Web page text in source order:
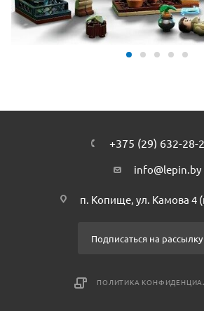
вам комнаты и башни и отыщите
сокровищницу! Меняйте картинки
Еиналеж и флаги на потолке в
факультет набрал больше баллов.
+375 (29) 632-28-
info@lepin.by
п. Копище, ул. Камова 4
Подписаться на рассылку
ПОЛИТИКА